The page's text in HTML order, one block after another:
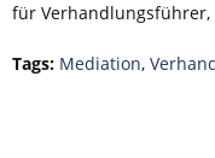
für
Tags: Mediation,